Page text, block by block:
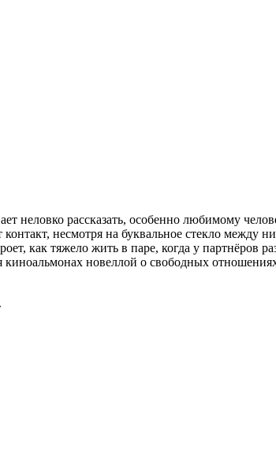
неловко рассказать, особенно любимому
несмотря на буквальное стекло между
как тяжело жить в паре, когда у партнёров
новеллой о свободных